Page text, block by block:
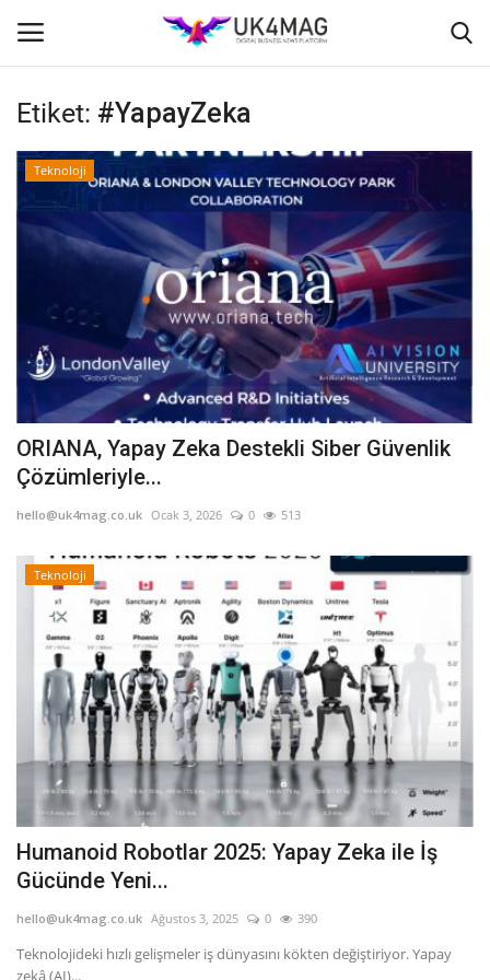
Giriş yapmak Kayıt ol
Ana Sayfa
İş Platformu
TOPLUM
İş İlanları
Seri İlanlar
İngiltere
Videolar
İş & Ekonomi
Pazaryeri
Kültür - Sanat
Firma Rehberi
Restoranlar
Etiket: #YapayZeka
Teknoloji
ORIANA, Yapay Zeka Destekli Siber Güvenlik
Çözümleriyle...
hello@uk4mag.co.uk Ocak 3, 2026 0 513
Teknoloji
Humanoid Robotlar 2025: Yapay Zeka ile İş
Gücünde Yeni...
hello@uk4mag.co.uk Ağustos 3, 2025 0 390
Teknolojideki hızlı gelişmeler iş dünyasını kökten değiştiriyor. Yapay
zekâ (AI)...